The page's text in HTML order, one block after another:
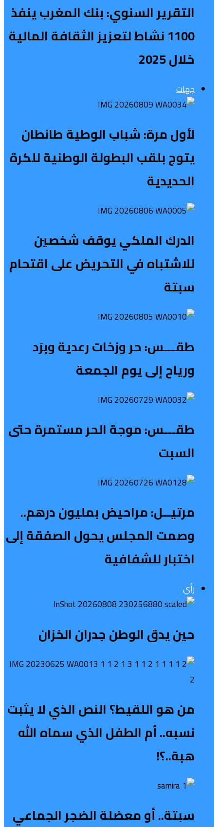
التقرير السنوي: بنك المغرب ينفذ
1100 نشاط لتعزيز الثقافة المالية
خلال 2025
جهات
لأول مرة: شباب الوطية طانطان
يتوج بلقب البطولة الوطنية للكرة
الحديدية
الدرك الملكي يوقف شخصين
للاشتباه في التحريض على اقتحام
سبتة
طقـــس: حر وزخات رعدية وبرَد
ورياح إلى يوم الجمعة
طقـــس: موجة الحر مستمرة حتى
السبت
مرتيــل: مراحيض بمليون درهم..
وصمت المجلس يحول الصفقة إلى
اختبار للشفافية
رأي
حين يدق الوطن جدران الخزان
من هو اللقيط؟ النص الذي لا يثبت
نسبه.. أم الطفل الذي سماه الله
هبة..؟!
سبتة.. أو معضلة الضجر الجماعي